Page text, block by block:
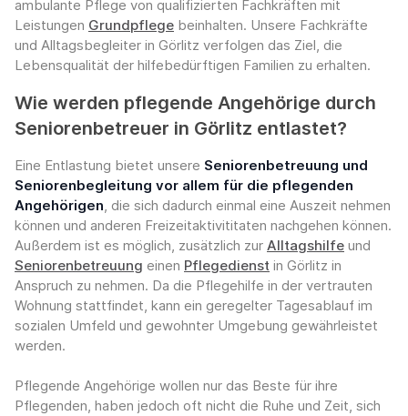
ambulante Pflege von qualifizierten Fachkräften mit
Leistungen Grundpflege beinhalten. Unsere Fachkräfte
und Alltagsbegleiter in Görlitz verfolgen das Ziel, die
Lebensqualität der hilfebedürftigen Familien zu erhalten.
Wie werden pflegende Angehörige durch
Seniorenbetreuer in Görlitz entlastet?
Eine Entlastung bietet unsere Seniorenbetreuung und
Seniorenbegleitung vor allem für die pflegenden
Angehörigen, die sich dadurch einmal eine Auszeit nehmen
können und anderen Freizeitaktivititaten nachgehen können.
Außerdem ist es möglich, zusätzlich zur Alltagshilfe und
Seniorenbetreuung einen Pflegedienst in Görlitz in
Anspruch zu nehmen. Da die Pflegehilfe in der vertrauten
Wohnung stattfindet, kann ein geregelter Tagesablauf im
sozialen Umfeld und gewohnter Umgebung gewährleistet
werden.
Pflegende Angehörige wollen nur das Beste für ihre
Pflegenden, haben jedoch oft nicht die Ruhe und Zeit, sich